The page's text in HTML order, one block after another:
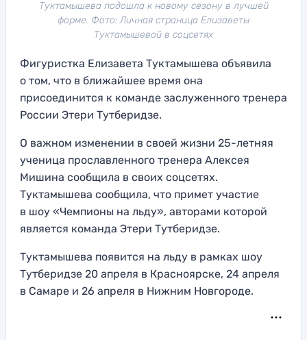
Туктамышева подошла к новому сезону в лучшей
форме. Фото: Личная страница Елизаветы
Туктамышевой в соцсетях
Фигуристка Елизавета Туктамышева объявила
о том, что в ближайшее время она
присоединится к команде заслуженного тренера
России Этери Тутберидзе.
О важном изменении в своей жизни 25-летняя
ученица прославленного тренера Алексея
Мишина сообщила в своих соцсетях.
Туктамышева сообщила, что примет участие
в шоу «Чемпионы на льду», авторами которой
является команда Этери Тутберидзе.
Туктамышева появится на льду в рамках шоу
Тутберидзе 20 апреля в Красноярске, 24 апреля
в Самаре и 26 апреля в Нижним Новгороде.